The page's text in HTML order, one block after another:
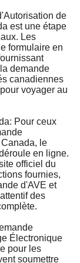
de
est une étape
Les
formulaire en
demande
canadiennes
voyager au
Pour ceux
le
en ligne.
officiel du
fournies,
d'AVE et
des
Électronique
pour les
soumettre